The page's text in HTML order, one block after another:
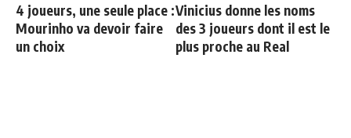
4 joueurs, une seule place :
Mourinho va devoir faire
un choix
Vinicius donne les noms
des 3 joueurs dont il est le
plus proche au Real